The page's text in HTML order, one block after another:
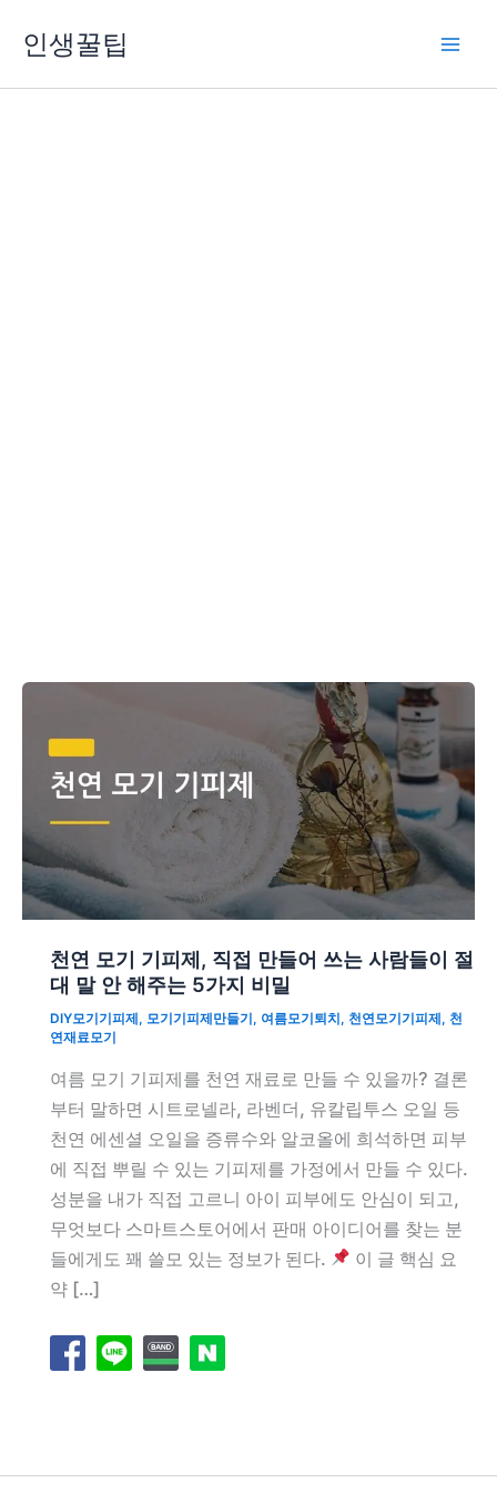
인생꿀팁
천연 모기 기피제, 직접 만들어 쓰는 사람들이 절
대 말 안 해주는 5가지 비밀
DIY모기기피제 , 모기기피제만들기 , 여름모기퇴치 , 천연모기기피제 , 천
연재료모기
여름 모기 기피제를 천연 재료로 만들 수 있을까? 결론
부터 말하면 시트로넬라, 라벤더, 유칼립투스 오일 등
천연 에센셜 오일을 증류수와 알코올에 희석하면 피부
에 직접 뿌릴 수 있는 기피제를 가정에서 만들 수 있다.
성분을 내가 직접 고르니 아이 피부에도 안심이 되고,
무엇보다 스마트스토어에서 판매 아이디어를 찾는 분
들에게도 꽤 쓸모 있는 정보가 된다.
이 글 핵심 요
약 […]